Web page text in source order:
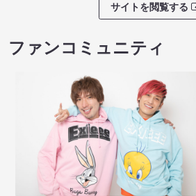
サイトを閲覧する
ファンコミュニティ